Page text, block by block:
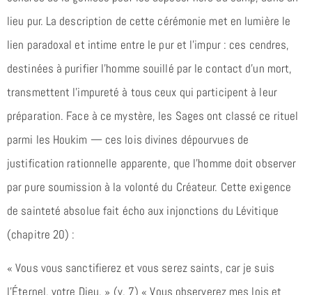
lieu pur. La description de cette cérémonie met en lumière le
lien paradoxal et intime entre le pur et l’impur : ces cendres,
destinées à purifier l’homme souillé par le contact d’un mort,
transmettent l’impureté à tous ceux qui participent à leur
préparation. Face à ce mystère, les Sages ont classé ce rituel
parmi les Houkim — ces lois divines dépourvues de
justification rationnelle apparente, que l’homme doit observer
par pure soumission à la volonté du Créateur. Cette exigence
de sainteté absolue fait écho aux injonctions du Lévitique
(chapitre 20) :
« Vous vous sanctifierez et vous serez saints, car je suis
l’Éternel, votre Dieu. » (v. 7) « Vous observerez mes lois et